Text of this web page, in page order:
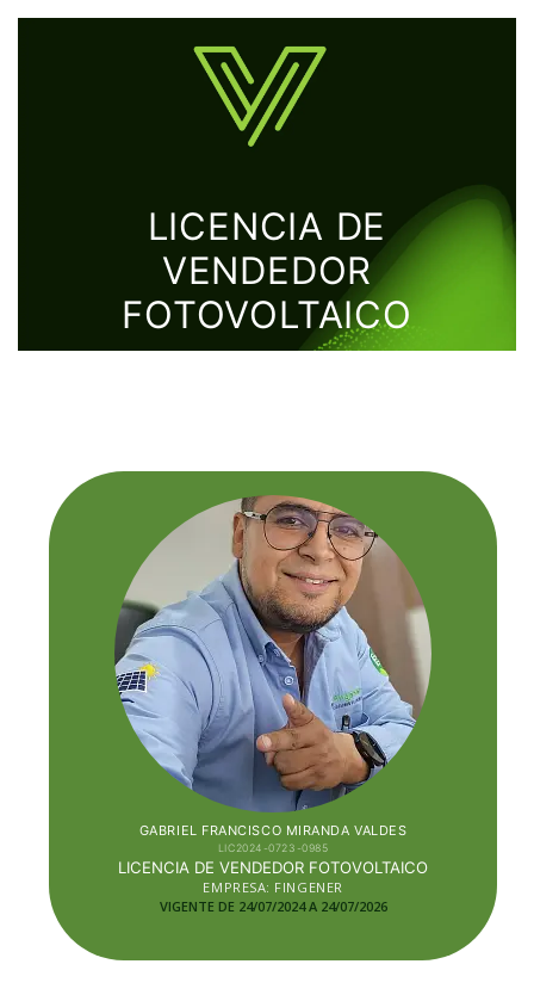
LICENCIA DE
VENDEDOR
FOTOVOLTAICO
GABRIEL FRANCISCO MIRANDA VALDES
LIC2024-0723-0985
LICENCIA DE VENDEDOR FOTOVOLTAICO
EMPRESA: FINGENER
VIGENTE DE 24/07/2024 A 24/07/2026